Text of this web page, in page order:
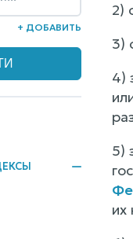
+ ДОБАВИТЬ
2)
3)
4)
5)
их